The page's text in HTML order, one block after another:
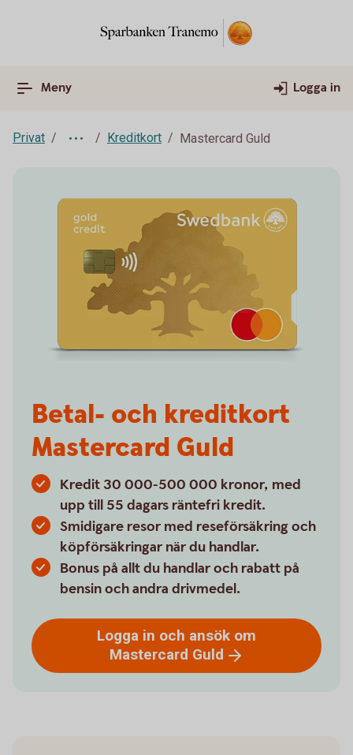
Meny Logga in
Privat Kreditkort Mastercard Guld
Betal- och kreditkort
Mastercard Guld
Kredit 30 000-500 000 kronor, med
upp till 55 dagars räntefri kredit.
Smidigare resor med reseförsäkring och
köpförsäkringar när du handlar.
Bonus på allt du handlar och rabatt på
bensin och andra drivmedel.
Logga in och ansök om
Mastercard Guld